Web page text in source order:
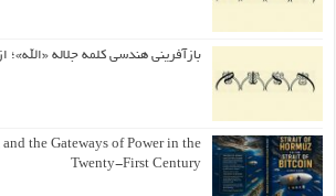
بازآفرینی هندسی کلمه جلاله «الله»؛
the Gateways of Power in the
Twenty-First Century